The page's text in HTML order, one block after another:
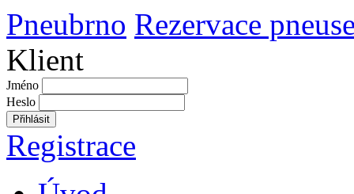
Pneubrno Rezervace
Klient
Jméno
Heslo
Přihlásit
Registrace